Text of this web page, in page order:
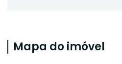
Mapa do imóvel